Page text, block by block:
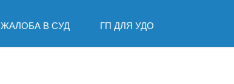
ЖАЛОБА В СУД ГП ДЛЯ УДО